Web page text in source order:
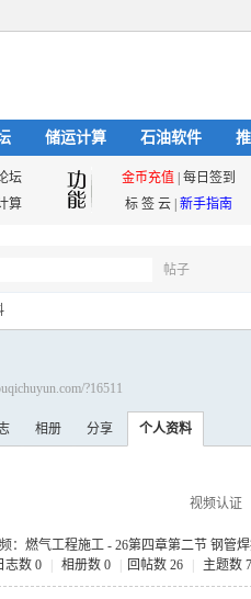
储运计算 石油软件
坛 金币充值 每日签到
算 标 签 云 新手指南
帖子
?16511
相册 分享 个人资料
视频认证
： 燃气工程施工 - 26第四章第二节 钢管
志数 0 相册数 0 回帖数 26 主题数